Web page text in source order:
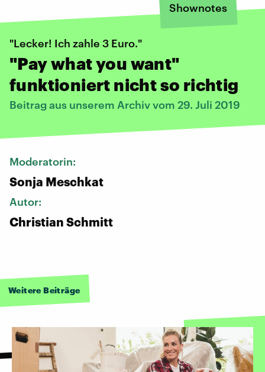
Shownotes
"Lecker! Ich zahle 3 Euro."
"Pay what you want"
funktioniert nicht so richtig
Beitrag aus unserem Archiv vom 29. Juli 2019
Moderatorin:
Sonja Meschkat
Autor:
Christian Schmitt
Weitere Beiträge